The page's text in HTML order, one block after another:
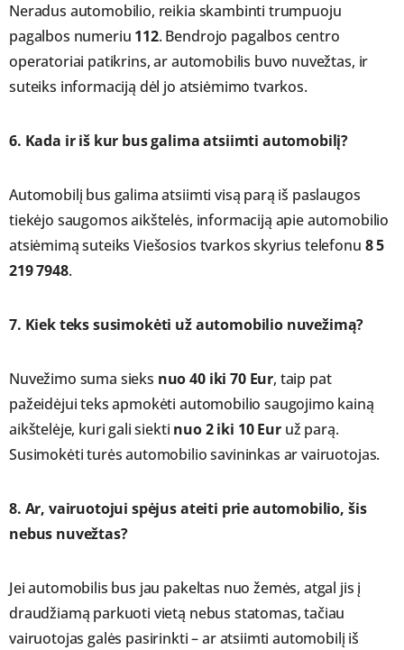
Neradus automobilio, reikia skambinti trumpuoju
pagalbos numeriu 112. Bendrojo pagalbos centro
operatoriai patikrins, ar automobilis buvo nuvežtas, ir
suteiks informaciją dėl jo atsiėmimo tvarkos.
6. Kada ir iš kur bus galima atsiimti automobilį?
Automobilį bus galima atsiimti visą parą iš paslaugos
tiekėjo saugomos aikštelės, informaciją apie automobilio
atsiėmimą suteiks Viešosios tvarkos skyrius telefonu 8 5
219 7948.
7. Kiek teks susimokėti už automobilio nuvežimą?
Nuvežimo suma sieks nuo 40 iki 70 Eur, taip pat
pažeidėjui teks apmokėti automobilio saugojimo kainą
aikštelėje, kuri gali siekti nuo 2 iki 10 Euruž parą.
Susimokėti turės automobilio savininkas ar vairuotojas.
8. Ar, vairuotojui spėjus ateiti prie automobilio, šis
nebus nuvežtas?
Jei automobilis bus jau pakeltas nuo žemės, atgal jis į
draudžiamą parkuoti vietą nebus statomas, tačiau
vairuotojas galės pasirinkti – ar atsiimti automobilį iš